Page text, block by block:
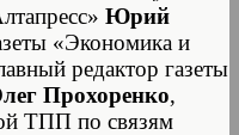
Юрий
«Экономика и
редактор газеты
Прохоренко,
ТПП по связям